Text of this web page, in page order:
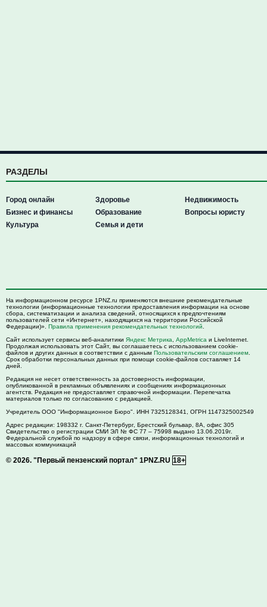
РАЗДЕЛЫ
Город онлайн
Бизнес и финансы
Культура
Здоровье
Образование
Семья и дети
Недвижимость
Вопросы юристу
На информационном ресурсе 1PNZ.ru применяются внешние рекомендательные
технологии (информационные технологии предоставления информации на основе
сбора, систематизации и анализа сведений, относящихся к предпочтениям
пользователей сети «Интернет», находящихся на территории Российской
Федерации)». Правила применения рекомендательных технологий
Сайт использует сервисы веб-аналитики Яндекс Метрика AppMetrica и LiveInternet.
Продолжая использовать этот Сайт, вы соглашаетесь с использованием cookie-
файлов и других данных в соответствии с данным Пользовательским соглашением
Срок обработки персональных данных при помощи cookie-файлов составляет 14
дней.
Редакция не несет ответственность за достоверность информации,
опубликованной в рекламных объявлениях и сообщениях информационных
агентств. Редакция не предоставляет справочной информации. Перепечатка
материалов только по согласованию с редакцией.
Учредитель ООО "Информационное Бюро". ИНН 7325128341, ОГРН 1147325002549
Адрес редакции: 198332 г. Санкт-Петербург, Брестский бульвар, 8А, офис 305
Свидетельство о регистрации СМИ ЭЛ № ФС 77 – 75998 выдано 13.06.2019г.
Федеральной службой по надзору в сфере связи, информационных технологий и
массовых коммуникаций
© 2026. "Первый пензенский портал" 1PNZ.RU 18+